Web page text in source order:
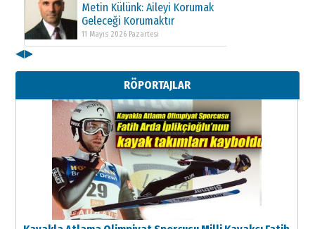
Metin Külünk: Aileyi Korumak
Geleceği Korumaktır
11 Mayıs 2026 Pazartesi
Metin Külünk: Aileyi Korumak
Geleceği Korumaktır
11 Mayıs 2026 Pazartesi
◀▶
RÖPORTAJLAR